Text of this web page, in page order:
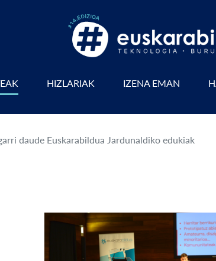
HIZLARIAK IZENA EMAN
daude Euskarabildua Jardunaldiko edukiak